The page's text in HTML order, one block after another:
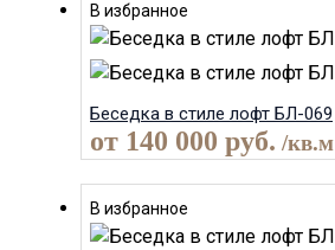
В избранное
Беседка в стиле лофт БЛ-069
от 140 000 руб. /кв.м
В избранное